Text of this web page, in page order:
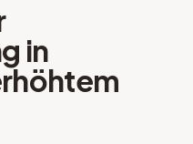
in